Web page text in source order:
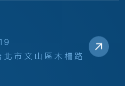
北市文山區木柵路